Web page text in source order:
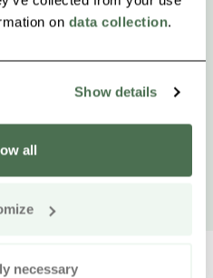
on data collection.
Show details
all
necessary